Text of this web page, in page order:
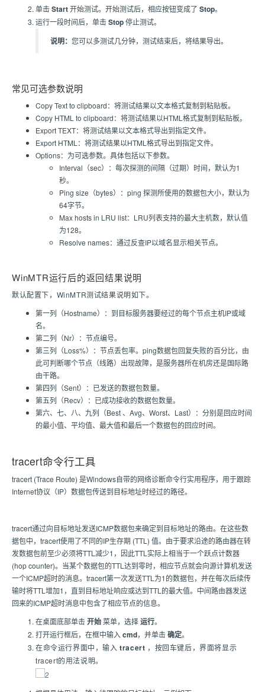
单击Start开始测试。开始测试后，相应按钮变成了 Stop。
运行一段时间后，单击Stop停止测试。
说明： 您可以多测试几分钟，测试结束后，将结果导出。
常见可选参数说明
Copy Text to clipboard：将测试结果以文本格式复制到粘贴板。
Copy HTML to clipboard：将测试结果以HTML格式复制到粘贴板。
Export TEXT：将测试结果以文本格式导出到指定文件。
Export HTML：将测试结果以HTML格式导出到指定文件。
Options：为可选参数。具体包括以下参数。
Interval（sec）：每次探测的间隔（过期）时间，默认为1
秒。
Ping size（bytes）：ping 探测所使用的数据包大小，默认为
64字节。
Max hosts in LRU list：LRU列表支持的最大主机数，默认值
为128。
Resolve names：通过反查IP以域名显示相关节点。
WinMTR运行后的返回结果说明
默认配置下，WinMTR测试结果说明如下。
第一列（Hostname）：到目标服务器要经过的每个节点主机IP或域
名。
第二列（Nr）：节点编号。
第三列（Loss%）：节点丢包率。ping数据包回复失败的百分比，由
此可判断哪个节点（线路）出现故障，是服务器所在机房还是国际路
由干路。
第四列（Sent）：已发送的数据包数量。
第五列（Recv）：已成功接收的数据包数量。
第六、七、八、九列（Best 、Avg、Worst、Last）：分别是回应时间
的最小值、平均值、最大值和最后一个数据包的回应时间。
tracert命令行工具
tracert (Trace Route) 是Windows自带的网络诊断命令行实用程序，用于跟踪
Internet协议（IP）数据包传送到目标地址时经过的路径。
tracert通过向目标地址发送ICMP数据包来确定到目标地址的路由。在这些数
据包中，tracert使用了不同的IP生存期 (TTL) 值。由于要求沿途的路由器在转
发数据包前至少必须将TTL减少1，因此TTL实际上相当于一个跃点计数器
(hop counter)。当某个数据包的TTL达到零时，相应节点就会向源计算机发送
一个ICMP超时的消息。tracert第一次发送TTL为1的数据包，并在每次后续传
输时将TTL增加1，直到目标地址响应或达到TTL的最大值。中间路由器发送
回来的ICMP超时消息中包含了相应节点的信息。
在桌面底部单击开始菜单，选择运行。
打开运行框后，在框中输入 cmd，并单击确定。
在命令运行界面中，输入tracert ，按回车键后，界面将显示
tracert的用法说明。